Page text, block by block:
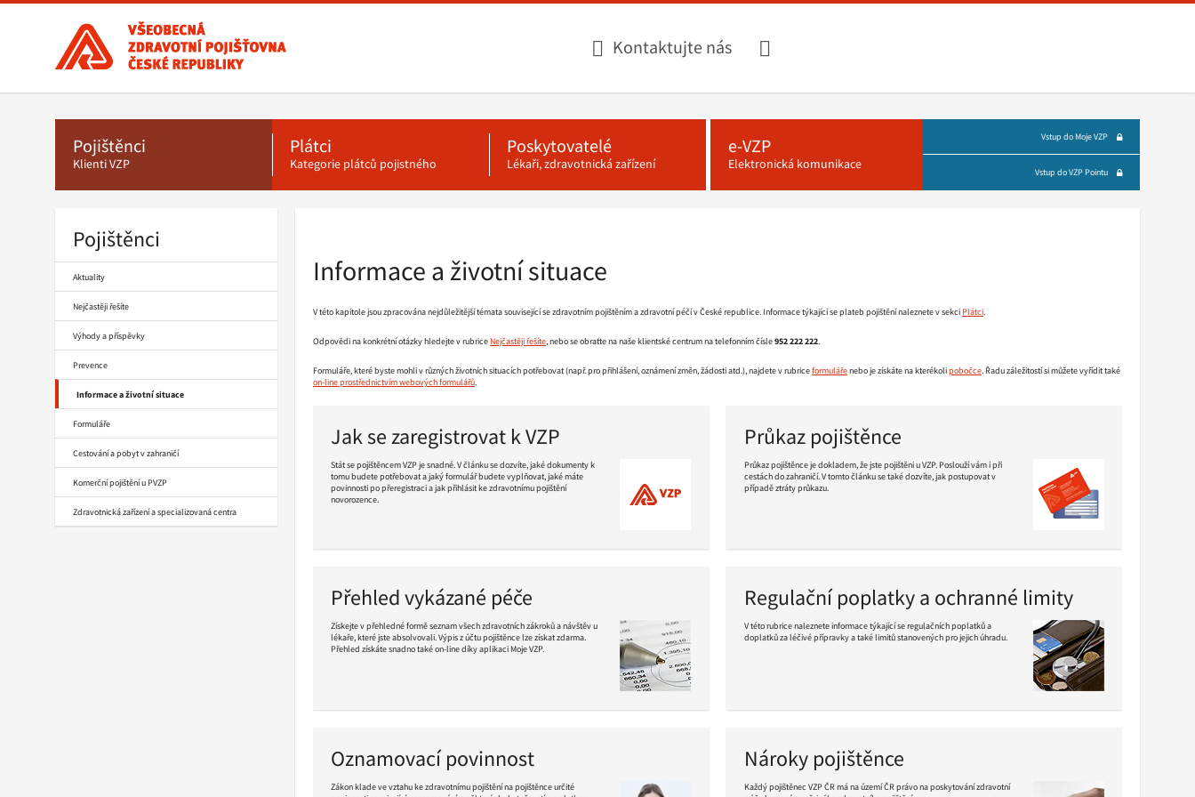
Všeobecná
zdravotní
pojišťovna
ČR,
hlavní
stránka
Kontaktujte nás
Pojištěnci
Klienti VZP
Plátci
Kategorie plátců pojistného
Poskytovatelé
Lékaři, zdravotnická zařízení
e-VZP
Elektronická komunikace
Vstup do Moje VZP
Vstup do VZP Pointu
Pojištěnci
Aktuality
Nejčastěji řešíte
Výhody a příspěvky
Prevence
Informace a životní situace
Formuláře
Cestování a pobyt v zahraničí
Komerční pojištění u PVZP
Zdravotnická zařízení a specializovaná centra
Informace a životní situace
V této kapitole jsou zpracována nejdůležitější témata související se zdravotním pojištěním a zdravotní péčí v České republice. Informace týkající se plateb pojištění naleznete v sekci Plátci.
Odpovědi na konkrétní otázky hledejte v rubrice Nejčastěji řešíte, nebo se obraťte na naše klientské centrum na telefonním čísle952 222 222.
Formuláře, které byste mohli v různých životních situacích potřebovat (např. pro přihlášení, oznámení změn, žádosti atd.), najdete v rubriceformulářenebo je získáte na kterékolipobočce. Řadu záležitostí si můžete vyřídit také
on-line prostřednictvím webových formulářů.
Jak se zaregistrovat k VZP
Stát se pojištěncem VZP je snadné. V článku se dozvíte, jaké dokumenty k
tomu budete potřebovat a jaký formulář budete vyplňovat, jaké máte
povinnosti po přeregistraci a jak přihlásit ke zdravotnímu pojištění
novorozence.
Průkaz pojištěnce
Průkaz pojištěnce je dokladem, že jste pojištěni u VZP. Poslouží vám i při
cestách do zahraničí. V tomto článku se také dozvíte, jak postupovat v
případě ztráty průkazu.
Přehled vykázané péče
Získejte v přehledné formě seznam všech zdravotních zákroků a návštěv u
lékaře, které jste absolvovali. Výpis z účtu pojištěnce lze získat zdarma.
Přehled získáte snadno také on-line díky aplikaci Moje VZP.
Regulační poplatky a ochranné limity
V této rubrice naleznete informace týkající se regulačních poplatků a
doplatků za léčivé přípravky a také limitů stanovených pro jejich úhradu.
Oznamovací povinnost
Zákon klade ve vztahu ke zdravotnímu pojištění na pojištěnce určité
Nároky pojištěnce
Každý pojištěnec VZP ČR má na území ČR právo na poskytování zdravotní